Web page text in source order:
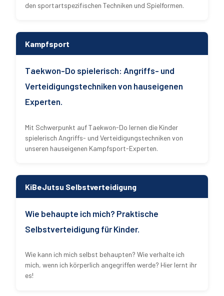
den sportartspezifischen Techniken und Spielformen.
Kampfsport
Taekwon-Do spielerisch: Angriffs- und
Verteidigungstechniken von hauseigenen
Experten.
Mit Schwerpunkt auf Taekwon-Do lernen die Kinder
spielerisch Angriffs- und Verteidigungstechniken von
unseren hauseigenen Kampfsport-Experten.
KiBeJutsu Selbstverteidigung
Wie behaupte ich mich? Praktische
Selbstverteidigung für Kinder.
Wie kann ich mich selbst behaupten? Wie verhalte ich
mich, wenn ich körperlich angegriffen werde? Hier lernt ihr
es!